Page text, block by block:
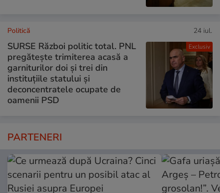
Exclusiv
Politică 24 iul.
SURSE Război politic total. PNL
pregătește trimiterea acasă a
garniturilor doi și trei din
instituțiile statului și
deconcentratele ocupate de
oamenii PSD
PARTENERI